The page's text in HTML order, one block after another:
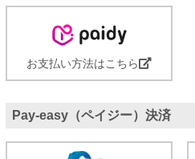
お支払い方法はこちら
Pay-easy（ペイジー）決済